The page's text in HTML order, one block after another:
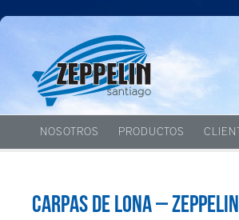
NOSOTROS PRODUCTOS
Carpas de lona –